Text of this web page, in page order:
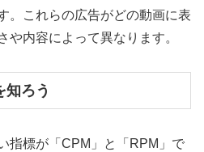
。これらの広告がどの動画に表
や内容によって異なります。
知ろう
指標が「CPM」と「RPM」で